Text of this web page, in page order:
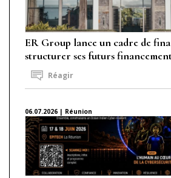
ER Group lance un cadre de
structurer ses futurs
Réagir
06.07.2026 | Réunion